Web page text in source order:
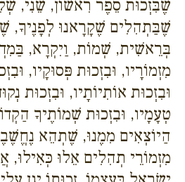
שֶׁבִּזְכוּת סֵפֶר רִאשׁוֹן, שֵׁנִי,
שֶׁבַּתְהִלִים שֶׁקָרָאנוּ לְפָנֶיךָ,
בְּרֵאשִׁית, שְׁמוֹת, וַיִקְרָא,
מִזְמוֹרָיו, וּבִזְכוּת פְּסוּקָיו,
וּבִזְכוּת אוֹתִיוֹתָיו, וּבִזְכוּת
טְעָמָיו, וּבִזְכוּת שְׁמוֹתֶיךָ
הַיוֹצְאִים מִמֶנוּ, שֶׁתְהֵא
מִזְמוֹרֵי תְהִלִים אֵלוּ כְּאִילוּ,